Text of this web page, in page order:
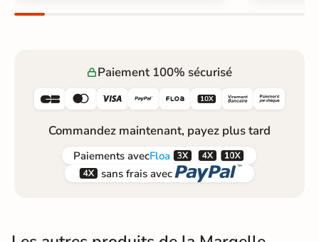
Paiement 100% sécurisé
     
Commandez maintenant, payez plus tard
Paiements avecFloa  
 sans frais avec 